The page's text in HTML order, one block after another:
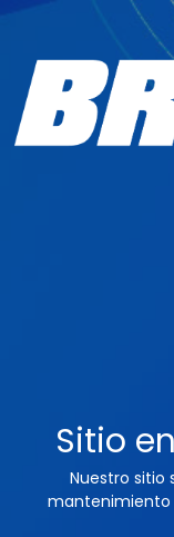
Sitio
Nuestro
mantenimiento